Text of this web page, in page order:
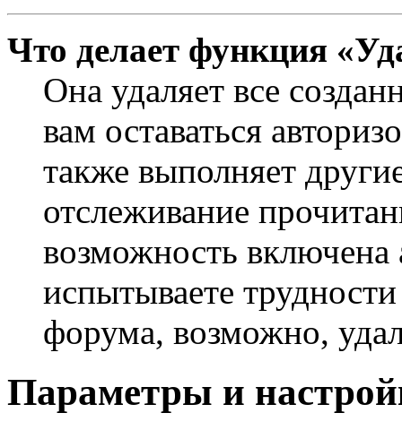
Что делает функция
Она удаляет все
вам оставаться
также выполняет
отслеживание
возможность
испытываете
форума, возможно,
Параметры и